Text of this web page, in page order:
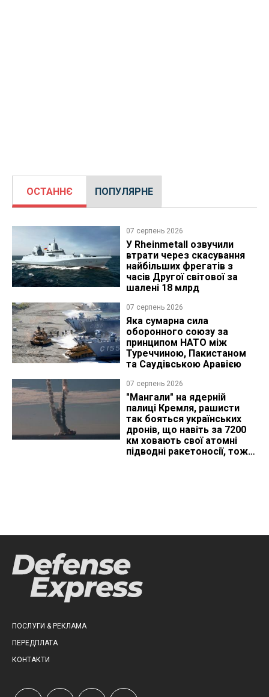
ОСТАННЄ ПОПУЛЯРНЕ
07 серпень 2026
У Rheinmetall озвучили
втрати через скасування
найбільших фрегатів з
часів Другої світової за
шалені 18 млрд
07 серпень 2026
Яка сумарна сила
оборонного союзу за
принципом НАТО між
Туреччиною, Пакистаном
та Саудівською Аравією
07 серпень 2026
"Мангали" на ядерній
палиці Кремля, рашисти
так бояться українських
дронів, що навіть за 7200
км ховають свої атомні
підводні ракетоносії, тож
ПОСЛУГИ & РЕКЛАМА
ПЕРЕДПЛАТА
КОНТАКТИ